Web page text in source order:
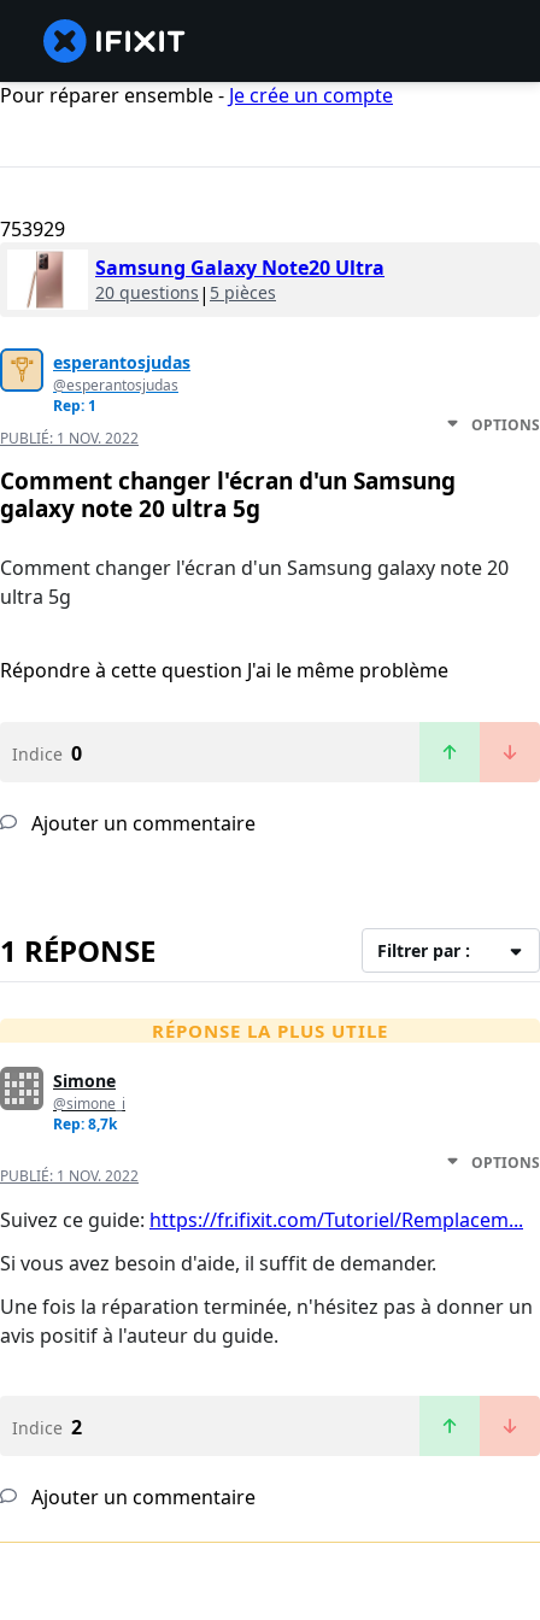
Pour réparer ensemble - Je crée un compte
753929
Samsung Galaxy Note20 Ultra
20 questions | 5 pièces
esperantosjudas
@esperantosjudas
Rep: 1
PUBLIÉ: 1 NOV. 2022
OPTIONS
Comment changer l'écran d'un Samsung
galaxy note 20 ultra 5g
Comment changer l'écran d'un Samsung galaxy note 20
ultra 5g
Répondre à cette question J'ai le même problème
Indice 0
Ajouter un commentaire
1 RÉPONSE Filtrer par :
RÉPONSE LA PLUS UTILE
Simone
@simone_i
Rep: 8,7k
PUBLIÉ: 1 NOV. 2022
OPTIONS
Suivez ce guide: https://fr.ifixit.com/Tutoriel/Remplacem...
Si vous avez besoin d'aide, il suffit de demander.
Une fois la réparation terminée, n'hésitez pas à donner un
avis positif à l'auteur du guide.
Indice 2
Ajouter un commentaire